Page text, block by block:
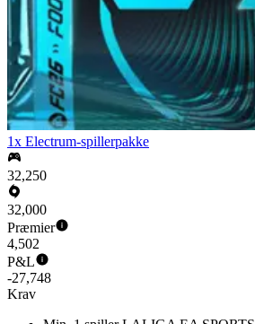
1x Electrum-spillerpakke
32,250
32,000
Præmier
4,502
P&L
-27,748
Krav